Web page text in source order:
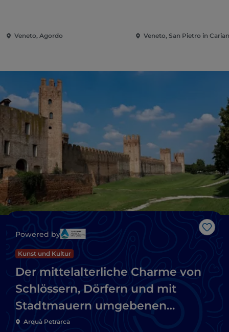
Veneto, Agordo Veneto, San Pietro in
Like
Powered by
Kunst und Kultur
Der mittelalterliche Charme von
Schlössern, Dörfern und mit
Stadtmauern umgebenen
Städten in den Euganeischen
Arquà Petrarca